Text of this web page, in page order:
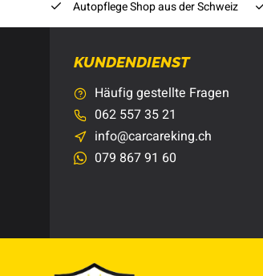
Autopflege Shop aus der Schweiz
KUNDENDIENST
Häufig gestellte Fragen
062 557 35 21
info@carcareking.ch
079 867 91 60